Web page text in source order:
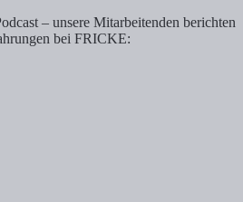
– unsere Mitarbeitenden berichten
bei FRICKE: